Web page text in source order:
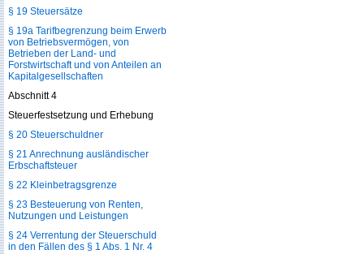
§ 19 Steuersätze
§ 19a Tarifbegrenzung beim Erwerb
von Betriebsvermögen, von
Betrieben der Land- und
Forstwirtschaft und von Anteilen an
Kapitalgesellschaften
Abschnitt 4
Steuerfestsetzung und Erhebung
§ 20 Steuerschuldner
§ 21 Anrechnung ausländischer
Erbschaftsteuer
§ 22 Kleinbetragsgrenze
§ 23 Besteuerung von Renten,
Nutzungen und Leistungen
§ 24 Verrentung der Steuerschuld
in den Fällen des § 1 Abs. 1 Nr. 4